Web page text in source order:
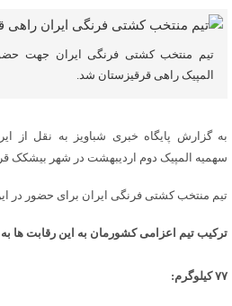
تیم منتخب کشتی فرنگی ایران جهت
المپیک راهی قرقیزستان شد.
به گزارش پایگاه خبری شباویز به نقل از
سهمیه المپیک دوم اردیبهشت در شهر بیشکک
تیم منتخب کشتی فرنگی ایران برای حضور در
ترکیب تیم اعزامی کشورمان به این رقابت ها
۷۷ کیلوگرم: